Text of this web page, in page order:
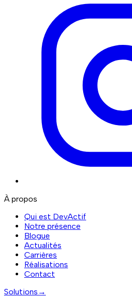
À propos
Qui est DevActif
Notre présence
Blogue
Actualités
Carrières
Réalisations
Contact
Solutions →